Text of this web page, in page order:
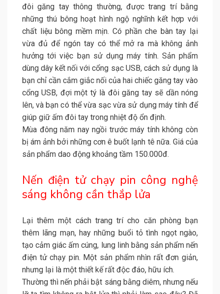
đôi găng tay thông thường, được trang trí bằng
những thú bông hoạt hình ngộ nghĩnh kết hợp với
chất liệu bông mềm mịn. Có phần che bàn tay lại
vừa đủ để ngón tay có thể mở ra mà không ảnh
hưởng tới việc bạn sử dụng máy tính. Sản phẩm
dùng dây kết nối với cổng sạc USB, cách sử dụng là
bạn chỉ cần cắm giắc nối của hai chiếc găng tay vào
cổng USB, đợi một tý là đôi găng tay sẽ dần nóng
lên, và bạn có thể vừa sạc vừa sử dụng máy tính để
giúp giữ ấm đôi tay trong nhiệt độ ổn định.
Mùa đông năm nay ngồi trước máy tính không còn
bị ám ảnh bởi những cơn ê buốt lạnh tê nữa. Giá của
sản phẩm dao động khoảng tầm 150.000đ.
Nến điện tử chạy pin công nghệ
sáng không cần thắp lửa
Lại thêm một cách trang trí cho căn phòng bạn
thêm lãng mạn, hay những buổi tỏ tình ngọt ngào,
tạo cảm giác ấm cúng, lung linh bằng sản phẩm nến
điện tử chạy pin. Một sản phẩm nhìn rất đơn giản,
nhưng lại là một thiết kế rất độc đáo, hữu ích.
Thường thì nến phải bật sáng bằng diêm, nhưng nếu